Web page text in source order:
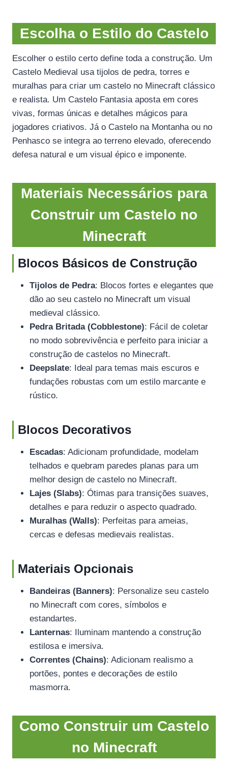
Escolha o Estilo do Castelo
Escolher o estilo certo define toda a construção. Um
Castelo Medieval usa tijolos de pedra, torres e
muralhas para criar um castelo no Minecraft clássico
e realista. Um Castelo Fantasia aposta em cores
vivas, formas únicas e detalhes mágicos para
jogadores criativos. Já o Castelo na Montanha ou no
Penhasco se integra ao terreno elevado, oferecendo
defesa natural e um visual épico e imponente.
Materiais Necessários para
Construir um Castelo no
Minecraft
Blocos Básicos de Construção
Tijolos de Pedra: Blocos fortes e elegantes que
dão ao seu castelo no Minecraft um visual
medieval clássico.
Pedra Britada (Cobblestone): Fácil de coletar
no modo sobrevivência e perfeito para iniciar a
construção de castelos no Minecraft.
Deepslate: Ideal para temas mais escuros e
fundações robustas com um estilo marcante e
rústico.
Blocos Decorativos
Escadas: Adicionam profundidade, modelam
telhados e quebram paredes planas para um
melhor design de castelo no Minecraft.
Lajes (Slabs): Ótimas para transições suaves,
detalhes e para reduzir o aspecto quadrado.
Muralhas (Walls): Perfeitas para ameias,
cercas e defesas medievais realistas.
Materiais Opcionais
Bandeiras (Banners): Personalize seu castelo
no Minecraft com cores, símbolos e
estandartes.
Lanternas: Iluminam mantendo a construção
estilosa e imersiva.
Correntes (Chains): Adicionam realismo a
portões, pontes e decorações de estilo
masmorra.
Como Construir um Castelo
no Minecraft